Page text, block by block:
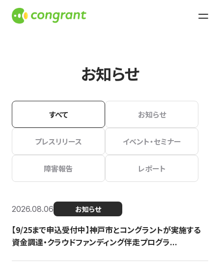
お知らせ
すべて お知らせ
プレスリリース イベント・セミナー
障害報告 レポート
2026.08.06 お知らせ
【9/25まで申込受付中】神戸市とコングラントが実施する
資金調達・クラウドファンディング伴走プログラ...